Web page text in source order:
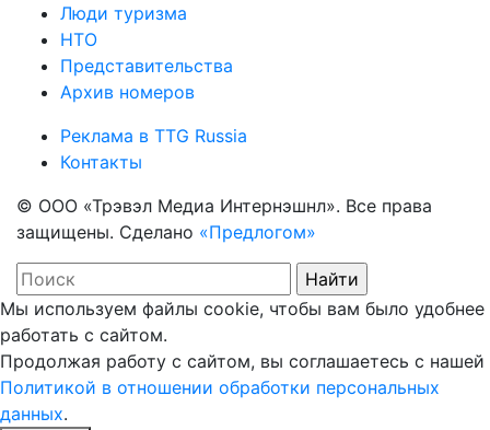
Люди туризма
НТО
Представительства
Архив номеров
Реклама в TTG Russia
Контакты
© ООО «Трэвэл Медиа Интернэшнл». Все права
защищены. Сделано «Предлогом»
Мы используем файлы cookie, чтобы вам было удобнее
работать с сайтом.
Продолжая работу с сайтом, вы соглашаетесь с нашей
Политикой в отношении обработки персональных
данных.